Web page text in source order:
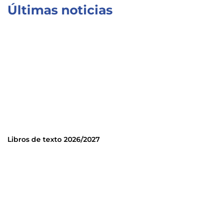
Últimas noticias
Libros de texto 2026/2027